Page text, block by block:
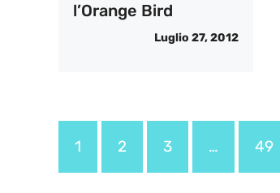
l’Orange Bird
Luglio 27, 2012
1 2 3 … 49